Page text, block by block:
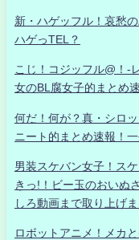
新・ハゲッフル！哀愁
ハゲっTEL？
こじ！コジッフル@！-
女のBL腐女子的まとめ
何だ！何が？真・シ
ニート的まとめ速報！
男装スケバン女子！ス
きっ!！ビー玉のおいぬ
しろ動画まで取り上げ
ロボットアニメ！メカ